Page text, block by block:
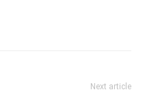
Next article